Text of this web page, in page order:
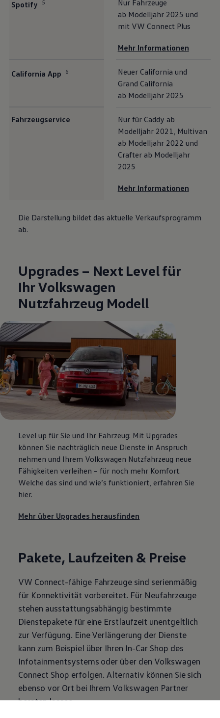
Spotify 5
Nur Fahrzeuge
ab Modelljahr 2025 und
mit VW Connect Plus
Mehr Informationen
California App 6 Neuer California und
Grand California
ab Modelljahr 2025
Fahrzeugservice Nur für Caddy ab
Modelljahr 2021, Multivan
ab Modelljahr 2022 und
Crafterab Modelljahr
2025
Mehr Informationen
Die Darstellung bildet das aktuelle Verkaufsprogramm
ab.
Upgrades – Next Level für
IhrVolkswagen
Nutzfahrzeug Modell
Level up für Sie und Ihr Fahrzeug: Mit Upgrades
können Sie nachträglich neue Dienste in Anspruch
nehmen und Ihrem Volkswagen Nutzfahrzeug neue
Fähigkeiten verleihen – für noch mehr Komfort.
Welche das sind und wie’s funktioniert, erfahren Sie
hier.
Mehr über Upgrades herausfinden
Pakete, Laufzeiten & Preise
VW Connect-fähige Fahrzeuge sind serienmäßig
für Konnektivität vorbereitet. Für Neufahrzeuge
stehen ausstattungsabhängig bestimmte
Dienstepakete für eine Erstlaufzeit unentgeltlich
zur Verfügung. Eine Verlängerung der Dienste
kann zum Beispiel über Ihren In-Car Shop des
Infotainmentsystems oder über den Volkswagen
Connect Shop erfolgen. Alternativ können Sie sich
ebenso vor Ort bei Ihrem Volkswagen Partner
beraten lassen.